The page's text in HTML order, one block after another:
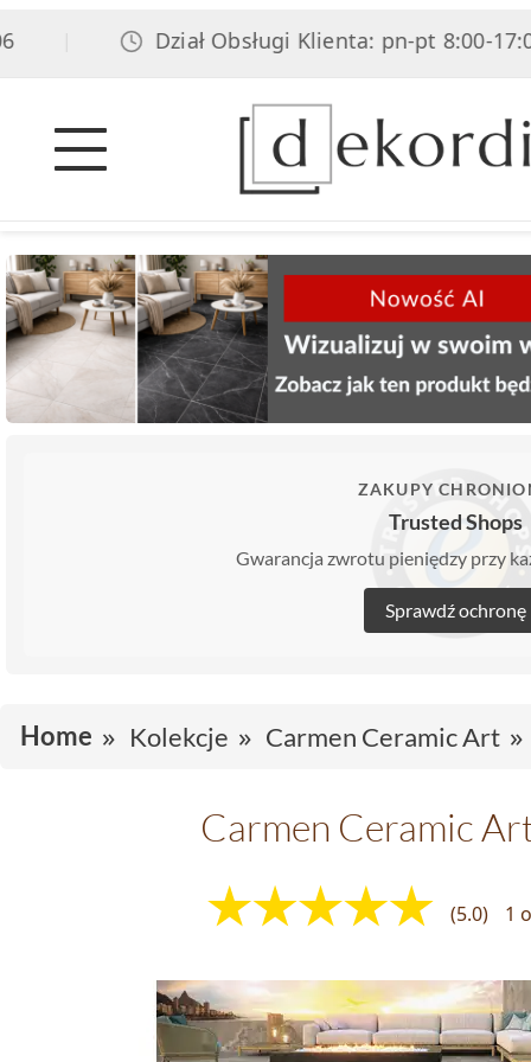
Dział Obsługi Klienta: pn-pt 8:00-17:00,
ZAKUPY
Trusted Shops
Gwarancja zwrotu pieniędzy przy
Sprawdź ochronę
Home Kolekcje Carmen Ceramic Art
Carmen Ceramic
(5.0) 1